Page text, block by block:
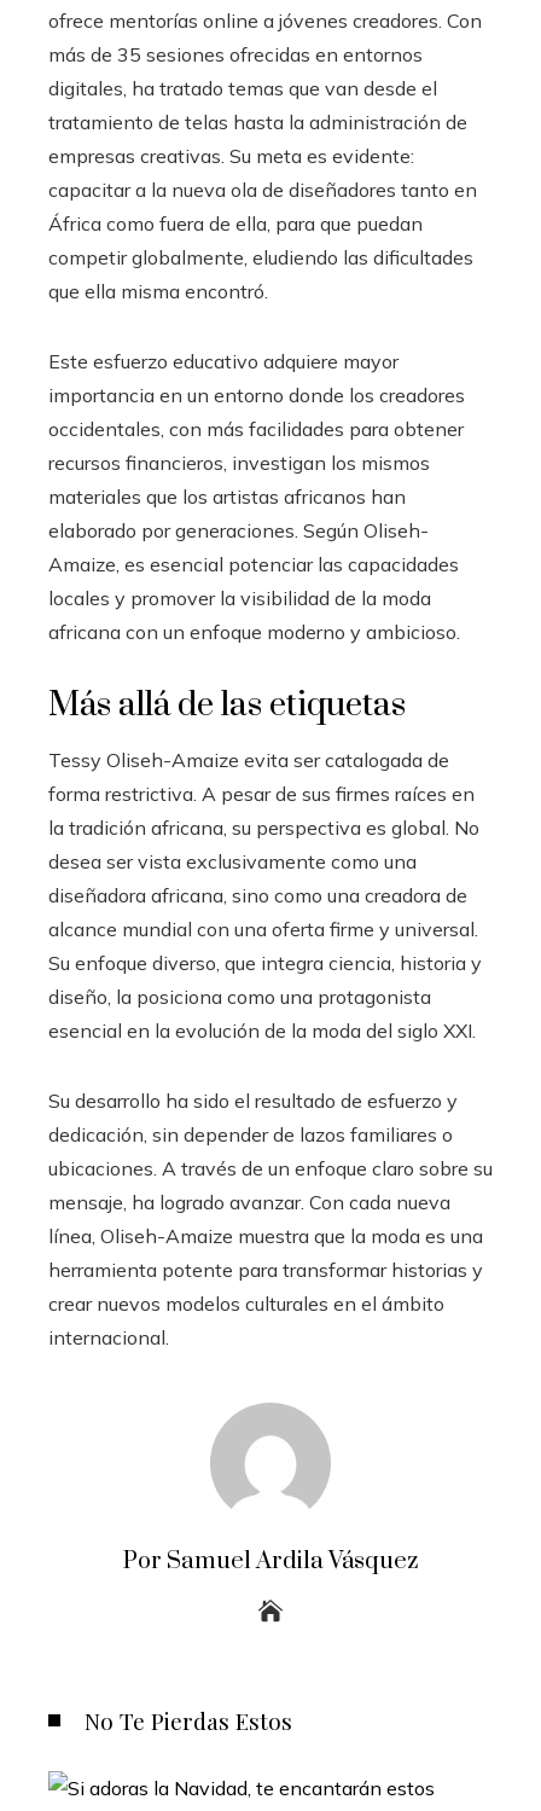
ofrece mentorías online a jóvenes creadores. Con
más de 35 sesiones ofrecidas en entornos
digitales, ha tratado temas que van desde el
tratamiento de telas hasta la administración de
empresas creativas. Su meta es evidente:
capacitar a la nueva ola de diseñadores tanto en
África como fuera de ella, para que puedan
competir globalmente, eludiendo las dificultades
que ella misma encontró.
Este esfuerzo educativo adquiere mayor
importancia en un entorno donde los creadores
occidentales, con más facilidades para obtener
recursos financieros, investigan los mismos
materiales que los artistas africanos han
elaborado por generaciones. Según Oliseh-
Amaize, es esencial potenciar las capacidades
locales y promover la visibilidad de la moda
africana con un enfoque moderno y ambicioso.
Más allá de las etiquetas
Tessy Oliseh-Amaize evita ser catalogada de
forma restrictiva. A pesar de sus firmes raíces en
la tradición africana, su perspectiva es global. No
desea ser vista exclusivamente como una
diseñadora africana, sino como una creadora de
alcance mundial con una oferta firme y universal.
Su enfoque diverso, que integra ciencia, historia y
diseño, la posiciona como una protagonista
esencial en la evolución de la moda del siglo XXI.
Su desarrollo ha sido el resultado de esfuerzo y
dedicación, sin depender de lazos familiares o
ubicaciones. A través de un enfoque claro sobre su
mensaje, ha logrado avanzar. Con cada nueva
línea, Oliseh-Amaize muestra que la moda es una
herramienta potente para transformar historias y
crear nuevos modelos culturales en el ámbito
internacional.
Por Samuel Ardila Vásquez
No Te Pierdas Estos